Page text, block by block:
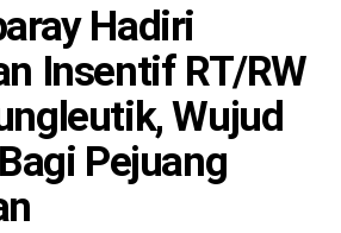
Hadiri
Insentif RT/RW
Wujud
Pejuang